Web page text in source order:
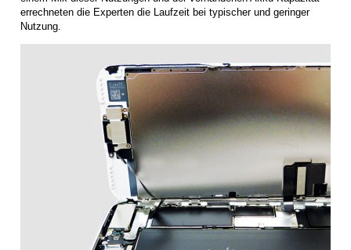
errechneten die Experten die Laufzeit bei typischer und geringer
Nutzung.